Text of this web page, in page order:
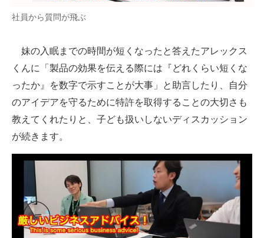
社員から質問が飛ぶ
妹の入眠までの時間が短くなったと答えたアレックス
くんに「製品の効果を伝える際には『どれくらい短くな
ったか』を数字で示すことが大事」と助言したり、自分
のアイデアを守るために特許を取得することの大切さも
教えてくれたりと、子ども扱いしないディスカッション
が続きます。